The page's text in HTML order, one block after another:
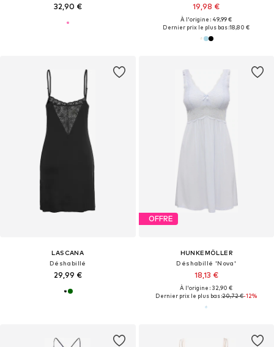
32,90 € 19,98 €
À l'origine : 49,99 €
Dernier prix le plus bas :18,80 €
LASCANA
Déshabillé
29,99 €
OFFRE
HUNKEMÖLLER
Déshabillé 'Nova'
18,13 €
À l'origine : 32,90 €
Dernier prix le plus bas :20,72 €-12%